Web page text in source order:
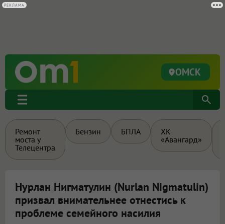
ОМСК
Ремонт
моста у
Телецентра
Бензин БПЛА
ХК
«Авангард»
Нурлан Нигматулин (Nurlan Nigmatulin)
призвал внимательнее отнестись к
проблеме семейного насилия
РЕКЛАМА